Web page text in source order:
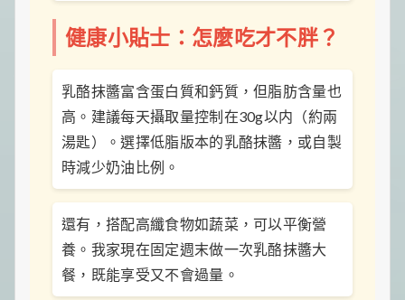
健康小貼士：怎麼吃才不胖？
乳酪抹醬富含蛋白質和鈣質，但脂肪含量也
高。建議每天攝取量控制在30g以内（約兩
湯匙）。選擇低脂版本的乳酪抹醬，或自製
時減少奶油比例。
還有，搭配高纖食物如蔬菜，可以平衡營
養。我家現在固定週末做一次乳酪抹醬大
餐，既能享受又不會過量。